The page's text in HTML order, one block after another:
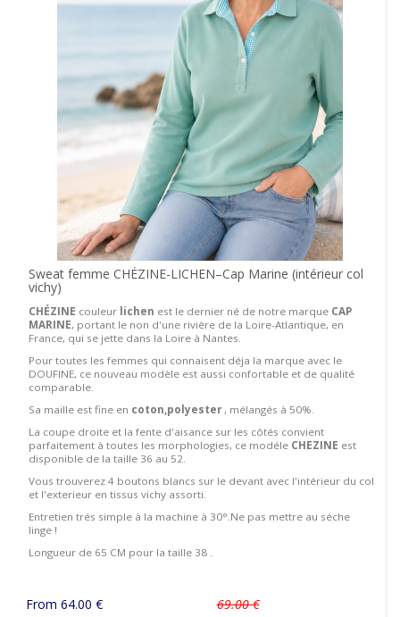
Sweat femme CHÉZINE-LICHEN–Cap Marine (intérieur col
vichy)
CHÉZINE couleur lichen est le dernier né de notre marque CAP
MARINE, portant le non d'une rivière de la Loire-Atlantique, en
France, qui se jette dans la Loire à Nantes.
Pour toutes les femmes qui connaisent déja la marque avec le
DOUFINE, ce nouveau modèle est aussi confortable et de qualité
comparable.
Sa maille est fine en coton,polyester , mélangés à 50%.
La coupe droite et la fente d'aisance sur les côtés convient
parfaitement à toutes les morphologies, ce modéle CHEZINE est
disponible de la taille 36 au 52.
Vous trouverez 4 boutons blancs sur le devant avec l'intérieur du col
et l'exterieur en tissus vichy assorti.
Entretien trés simple à la machine à 30°.Ne pas mettre au séche
linge !
Longueur de 65 CM pour la taille 38 .
From 64.00 € 69.00 €